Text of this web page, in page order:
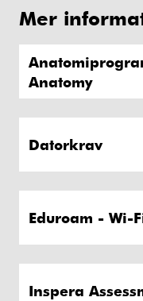
Mer
Anatomy
Datorkrav
Eduroam - Wi-
Inspera